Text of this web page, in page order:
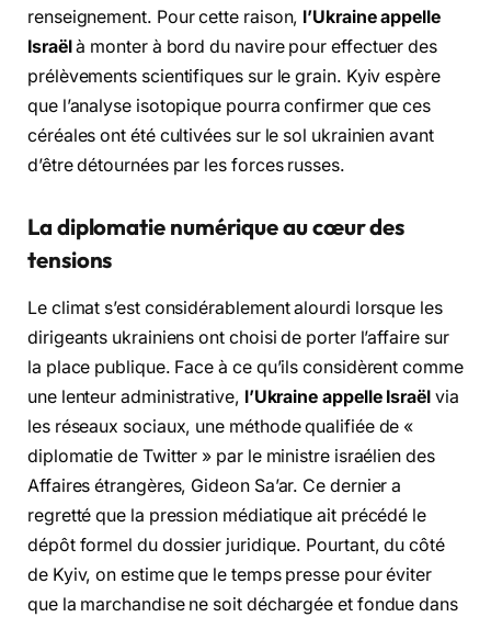
renseignement. Pour cette raison, l’Ukraine appelle
Israëlà monter à bord du navire pour effectuer des
prélèvements scientifiques sur le grain. Kyiv espère
que l’analyse isotopique pourra confirmer que ces
céréales ont été cultivées sur le sol ukrainien avant
d’être détournées par les forces russes.
La diplomatie numérique au cœur des
tensions
Le climat s’est considérablement alourdi lorsque les
dirigeants ukrainiens ont choisi de porter l’affaire sur
la place publique. Face à ce qu’ils considèrent comme
une lenteur administrative, l’Ukraine appelle Israëlvia
les réseaux sociaux, une méthode qualifiée de «
diplomatie de Twitter » par le ministre israélien des
Affaires étrangères, Gideon Sa’ar. Ce dernier a
regretté que la pression médiatique ait précédé le
dépôt formel du dossier juridique. Pourtant, du côté
de Kyiv, on estime que le temps presse pour éviter
que la marchandise ne soit déchargée et fondue dans